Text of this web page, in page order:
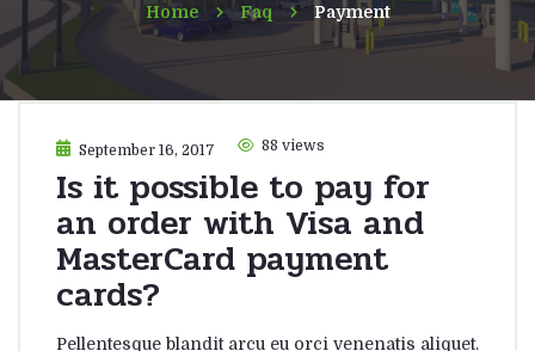
Home Faq Payment
September 16, 2017 88 views
Is it possible to pay for
an order with Visa and
MasterCard payment
cards?
Pellentesque blandit arcu eu orci venenatis aliquet.